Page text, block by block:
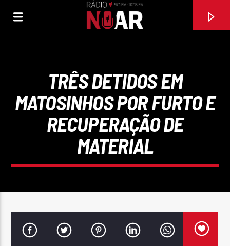
FAIXA ATUAL
EU TAMBÉM SOU SENTIMENTAL
NELSON NED
TRÊS DETIDOS EM
MATOSINHOS POR FURTO E
RECUPERAÇÃO DE
MATERIAL